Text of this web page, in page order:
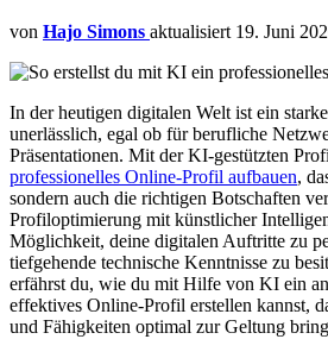
von Hajo Simons aktualisiert 19. Juni
In der heutigen digitalen Welt ist ein
unerlässlich, egal ob für berufliche
Präsentationen. Mit der KI-gestützten
professionelles Online-Profil aufbauen,
sondern auch die richtigen Botschaften
Profiloptimierung mit künstlicher
Möglichkeit, deine digitalen Auftritte zu
tiefgehende technische Kenntnisse zu
erfährst du, wie du mit Hilfe von KI ein
effektives Online-Profil erstellen kannst,
und Fähigkeiten optimal zur Geltung